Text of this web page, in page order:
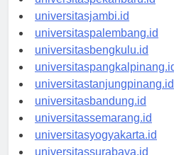
universitaspekanbaru.id
universitasjambi.id
universitaspalembang.id
universitasbengkulu.id
universitaspangkalpinang.id
universitastanjungpinang.id
universitasbandung.id
universitassemarang.id
universitasyogyakarta.id